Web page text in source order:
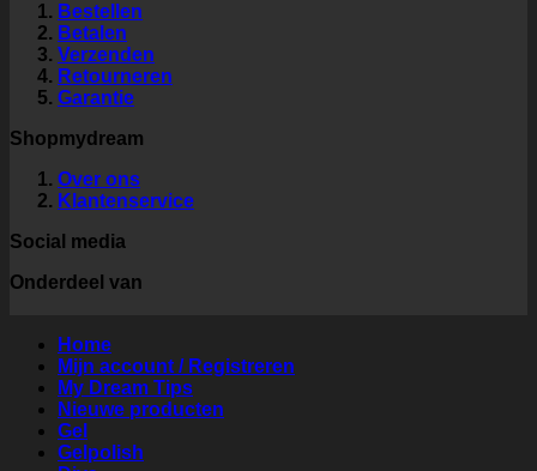
Bestellen
Betalen
Verzenden
Retourneren
Garantie
Shopmydream
Over ons
Klantenservice
Social media
Onderdeel van
Home
Mijn account / Registreren
My Dream Tips
Nieuwe producten
Gel
Gelpolish